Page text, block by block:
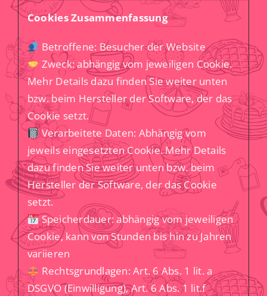
Cookies Zusammenfassung
Betroffene: Besucher der Website
Zweck: abhängig vom jeweiligen Cookie.
Mehr Details dazu finden Sie weiter unten
bzw. beim Hersteller der Software, der das
Cookie setzt.
Verarbeitete Daten: Abhängig vom
jeweils eingesetzten Cookie. Mehr Details
dazu finden Sie weiter unten bzw. beim
Hersteller der Software, der das Cookie
setzt.
Speicherdauer: abhängig vom jeweiligen
Cookie, kann von Stunden bis hin zu Jahren
variieren
Rechtsgrundlagen: Art. 6 Abs. 1 lit. a
DSGVO (Einwilligung), Art. 6 Abs. 1 lit.f